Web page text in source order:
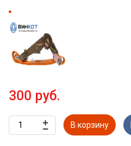
300 руб.
В корзину